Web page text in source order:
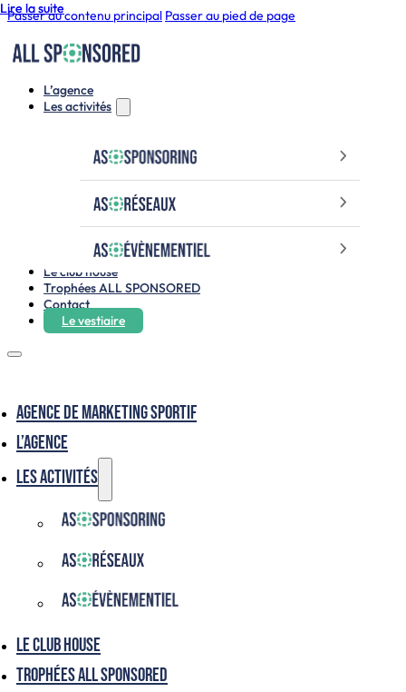
Passer au contenu principal Passer au pied de page
L’agence
Les activités
Le club house
Trophées ALL SPONSORED
Contact
Le vestiaire
Agence de marketing sportif
L’agence
Les activités
Le club house
Trophées ALL SPONSORED
Lire la suite
Lire la suite